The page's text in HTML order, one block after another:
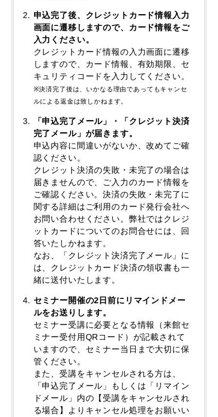
申込完了後、クレジットカード情報入力
画面に遷移しますので、カード情報をご
入力ください。
クレジットカード情報の入力画面に遷移
しますので、カード情報、有効期限、セ
キュリティコードを入力してください。
※決済完了後は、いかなる理由であってもキャンセ
ルによる返金は致しかねます。
「申込完了メール」・「クレジット決済
完了メール」が届きます。
申込内容に間違いがないか、改めてご確
認ください。
クレジット決済の失敗・未完了の場合は
届きませんので、ご入力のカード情報を
ご確認ください。決済の失敗・未完了に
関する詳細はご利用のカード発行会社へ
お問い合わせください。弊社ではクレジ
ットカードについてのお問合せには、回
答いたしかねます。
なお、「クレジット決済完了メール」に
は、クレジットカード決済の領収書も一
緒に送付いたします。
セミナー開催の2日前にリマインドメー
ルをお送りします。
セミナー受講に必要となる情報（来館セ
ミナー受付用QRコード）が記載されて
いますので、セミナー当日まで大切に保
管ください。
また、受講をキャンセルされる方は、
「申込完了メール」もしくは「リマイン
ドメール」内の【受講をキャンセルされ
る場合】よりキャンセル処理をお願いい